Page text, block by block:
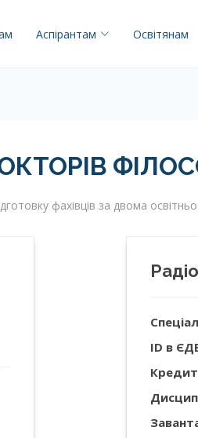
Аспірантам Освітянам
фахівців за двома
ID в